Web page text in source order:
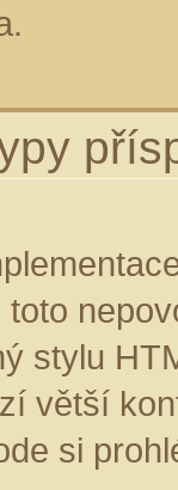
stylu
větší
si